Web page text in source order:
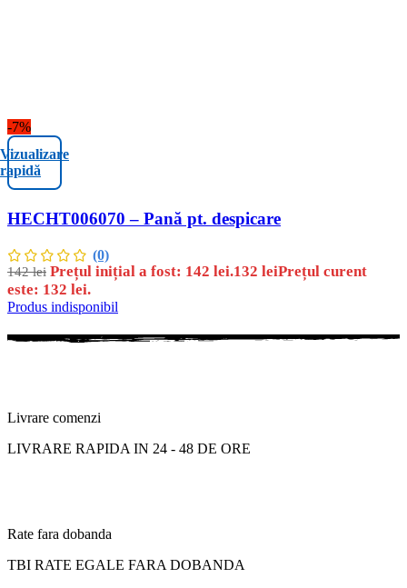
-7%
Vizualizare
rapidă
HECHT006070 – Pană pt. despicare
(0)
142lei Prețul inițial a fost: 142 lei.132 leiPrețul curent
este: 132 lei.
Produs indisponibil
Livrare comenzi
LIVRARE RAPIDA IN 24 - 48 DE ORE
Rate fara dobanda
TBI RATE EGALE FARA DOBANDA